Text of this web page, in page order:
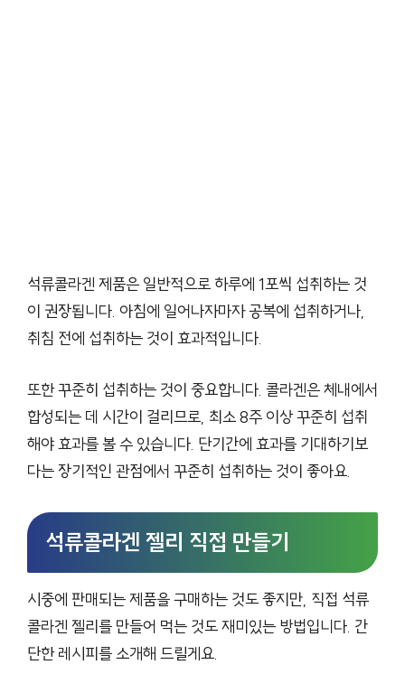
석류콜라겐 제품은 일반적으로 하루에 1포씩 섭취하는 것
이 권장됩니다. 아침에 일어나자마자 공복에 섭취하거나,
취침 전에 섭취하는 것이 효과적입니다.
또한 꾸준히 섭취하는 것이 중요합니다. 콜라겐은 체내에서
합성되는 데 시간이 걸리므로, 최소 8주 이상 꾸준히 섭취
해야 효과를 볼 수 있습니다. 단기간에 효과를 기대하기보
다는 장기적인 관점에서 꾸준히 섭취하는 것이 좋아요.
석류콜라겐 젤리 직접 만들기
시중에 판매되는 제품을 구매하는 것도 좋지만, 직접 석류
콜라겐 젤리를 만들어 먹는 것도 재미있는 방법입니다. 간
단한 레시피를 소개해 드릴게요.